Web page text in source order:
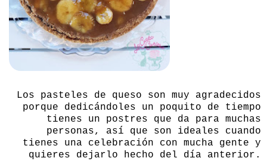
Los pasteles de queso son muy agradecidos
porque dedicándoles un poquito de tiempo
tienes un postres que da para muchas
personas, así que son ideales cuando
tienes una celebración con mucha gente y
quieres dejarlo hecho del día anterior.